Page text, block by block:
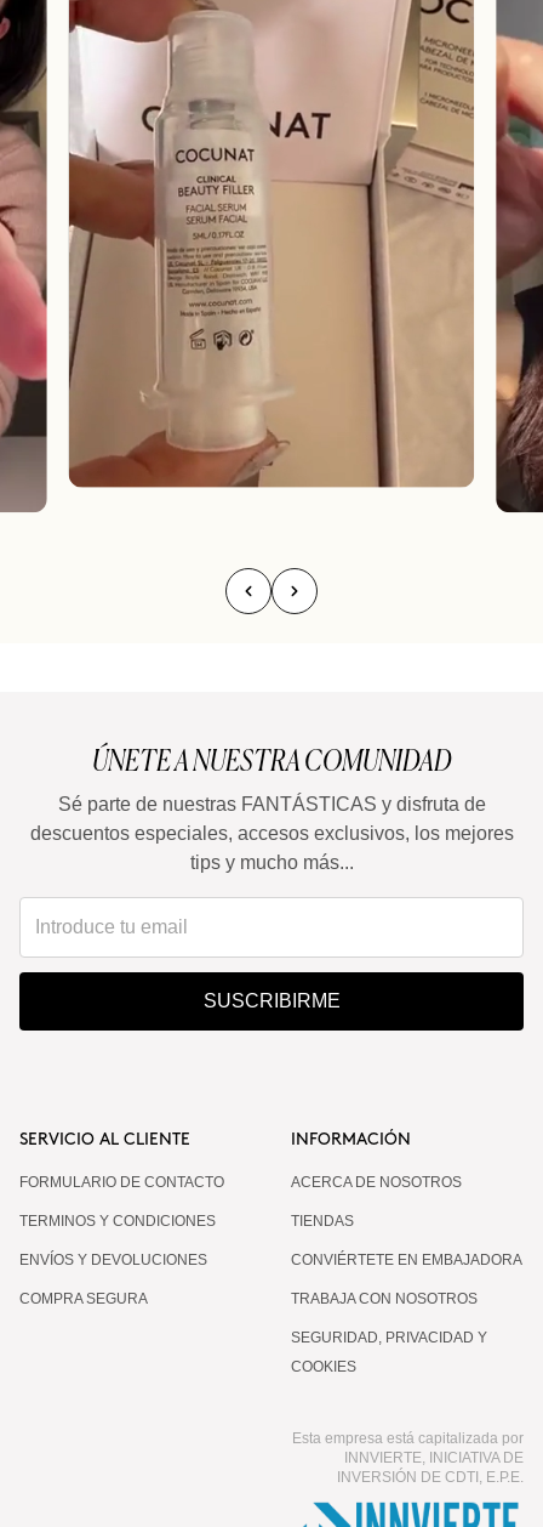
ÚNETE A NUESTRA COMUNIDAD
Sé parte de nuestras FANTÁSTICAS y disfruta de
descuentos especiales, accesos exclusivos, los mejores
tips y mucho más...
SUSCRIBIRME
SERVICIO AL CLIENTE
FORMULARIO DE CONTACTO
TERMINOS Y CONDICIONES
ENVÍOS Y DEVOLUCIONES
COMPRA SEGURA
INFORMACIÓN
ACERCA DE NOSOTROS
TIENDAS
CONVIÉRTETE EN EMBAJADORA
TRABAJA CON NOSOTROS
SEGURIDAD, PRIVACIDAD Y
COOKIES
Esta empresa está capitalizada por
INNVIERTE, INICIATIVA DE
INVERSIÓN DE CDTI, E.P.E.